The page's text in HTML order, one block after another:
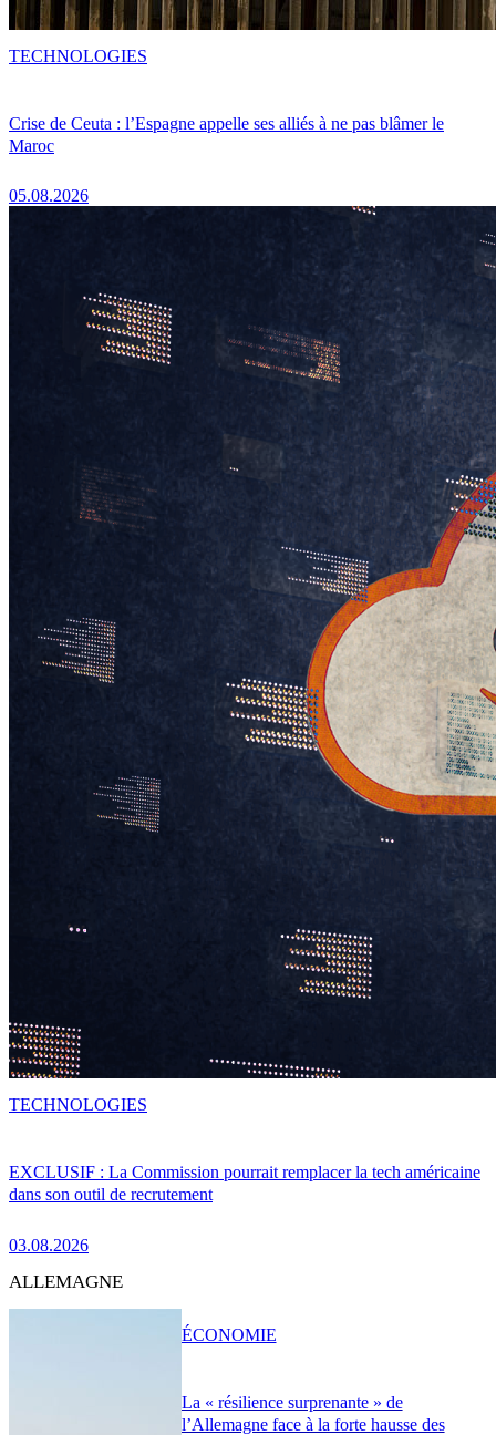
Crise de Ceuta : l’Espagne appelle ses alliés à ne pas blâmer le
Maroc
05.08.2026
TECHNOLOGIES
EXCLUSIF : La Commission pourrait remplacer la tech américaine
dans son outil de recrutement
03.08.2026
TECHNOLOGIES
ALLEMAGNE
La « résilience surprenante » de
l’Allemagne face à la forte hausse des
ÉCONOMIE